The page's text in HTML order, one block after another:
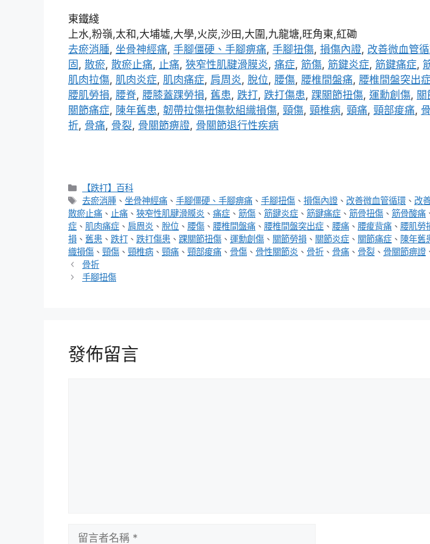
東鐵綫
上水,粉嶺,太和,大埔墟,大學,火炭,沙田,大圍,九龍塘,旺角東,紅磡
去瘀消腫, 坐骨神經痛, 手腳僵硬、手腳痹痛, 手腳扭傷, 損傷內證, 改善微血管
固, 散瘀, 散瘀止痛, 止痛, 狹窄性肌腱滑膜炎, 痛症, 筋傷, 筋鍵炎症, 筋鍵痛症,
肌肉拉傷, 肌肉炎症, 肌肉痛症, 肩周炎, 脫位, 腰傷, 腰椎間盤痛, 腰椎間盤突出
腰肌勞損, 腰脊, 腰膝蓋踝勞損, 舊患, 跌打, 跌打傷患, 踝關節扭傷, 運勳創傷, 關
關節痛症, 陳年舊患, 韌帶拉傷扭傷軟組織損傷, 頸傷, 頸椎病, 頸痛, 頸部痠痛,
折, 骨痛, 骨裂, 骨關節痹證, 骨關節退行性疾病
分
類
【跌打】百科
標
籤
去瘀消腫 、坐骨神經痛 、手腳僵硬、手腳痹痛 、手腳扭傷 、損傷內證 、 改善微血管循環 、 改
散瘀止痛 、 止痛 、 狹窄性肌腱滑膜炎 、 痛症 、 筋傷 、 筋鍵炎症 、 筋鍵痛症 、 筋骨扭傷 、 筋骨酸痛
症 、 肌肉痛症 、 肩周炎 、 脫位 、 腰傷 、 腰椎間盤痛 、 腰椎間盤突出症 、 腰痛 、 腰痠背痛 、 腰肌勞
損 、 舊患 、 跌打 、 跌打傷患 、 踝關節扭傷 、 運勳創傷 、 關節勞損 、 關節炎症 、 關節痛症 、 陳年舊
織損傷 、 頸傷 、 頸椎病 、 頸痛 、 頸部痠痛 、 骨傷 、 骨性關節炎 、 骨折 、 骨痛 、 骨裂 、 骨關節痹證
骨折
手腳扭傷
發佈留言